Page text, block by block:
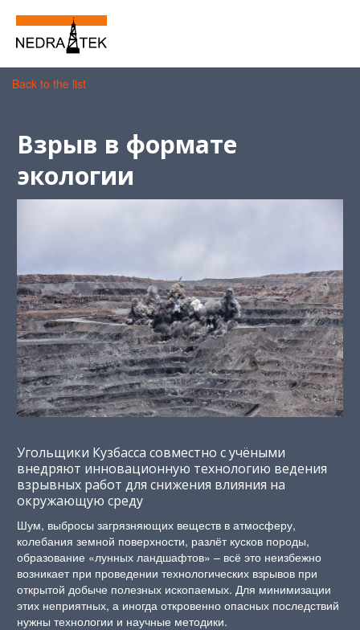
Back to the list
Взрыв в формате
экологии
Угольщики Кузбасса совместно с учёными
внедряют инновационную технологию ведения
взрывных работ для снижения влияния на
окружающую среду
Шум, выбросы загрязняющих веществ в атмосферу,
колебания земной поверхности, разлёт кусков породы,
образование «лунных ландшафтов» – всё это неизбежно
возникает при проведении технологических взрывов при
открытой добыче полезных ископаемых. Для минимизации
этих неприятных, а иногда откровенно опасных последствий
нужны технологии и научные методики.